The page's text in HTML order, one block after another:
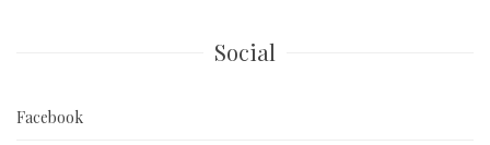
Social
Facebook